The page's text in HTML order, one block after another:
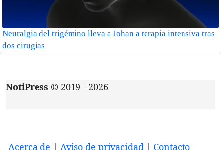
Neuralgia del trigémino lleva a Johan a terapia intensiva tras
dos cirugías
NotiPress © 2019 - 2026
Acerca de | Aviso de privacidad | Contacto